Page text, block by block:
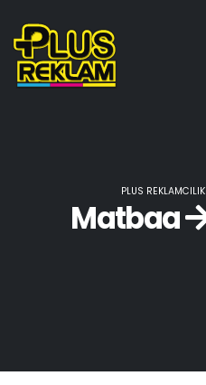
Matbaa
PLUS REKLAMCILIK